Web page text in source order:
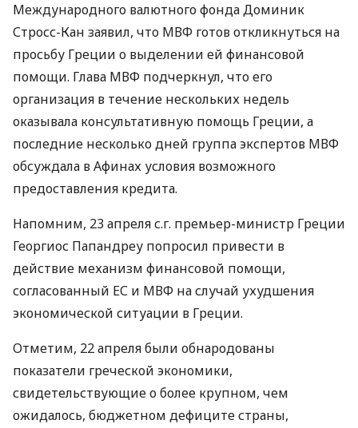
Международного валютного фонда Доминик
Стросс-Кан заявил, что МВФ готов откликнуться на
просьбу Греции о выделении ей финансовой
помощи. Глава МВФ подчеркнул, что его
организация в течение нескольких недель
оказывала консультативную помощь Греции, а
последние несколько дней группа экспертов МВФ
обсуждала в Афинах условия возможного
предоставления кредита.
Напомним, 23 апреля с.г. премьер-министр Греции
Георгиос Папандреу попросил привести в
действие механизм финансовой помощи,
согласованный ЕС и МВФ на случай ухудшения
экономической ситуации в Греции.
Отметим, 22 апреля были обнародованы
показатели греческой экономики,
свидетельствующие о более крупном, чем
ожидалось, бюджетном дефиците страны,